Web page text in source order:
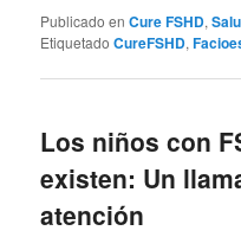
Publicado en Cure FSHD,
Etiquetado CureFSHD,
Los niños con
existen: Un
atención